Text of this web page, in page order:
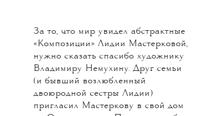
За то, что мир увидел абстрактные
«Композиции» Лидии Мастерковой,
нужно сказать спасибо художнику
Владимиру Немухину. Друг семьи
(и бывший возлюбленный
двоюродной сестры Лидии)
пригласил Мастеркову в свой дом